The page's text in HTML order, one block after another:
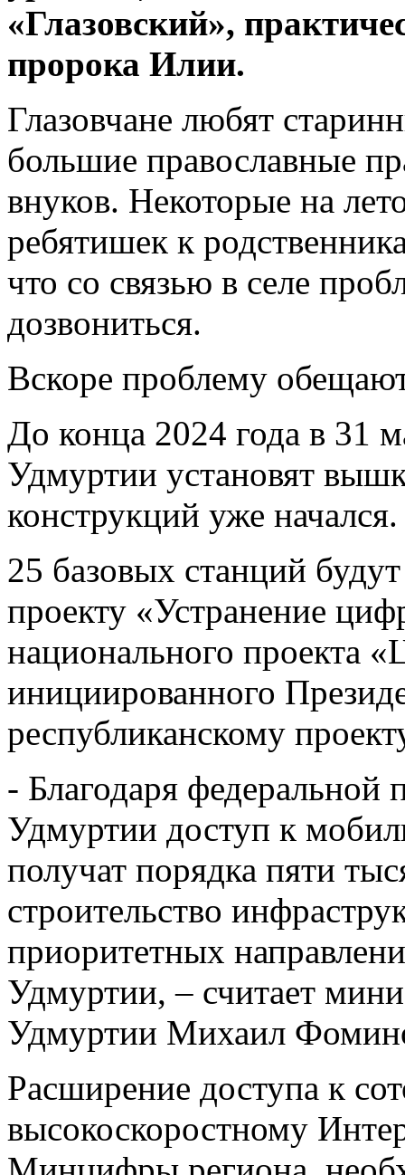
«Глазовский»,
пророка Илии.
Глазовчане любят
большие православные
внуков. Некоторые на
ребятишек к
что со связью в селе
дозвониться.
Вскоре проблему
До конца 2024 года в 31
Удмуртии установят
конструкций уже начался.
25 базовых станций
проекту «Устранение
национального проекта
инициированного
республиканскому
- Благодаря федеральной
Удмуртии доступ к
получат порядка пяти
строительство
приоритетных
Удмуртии, – считает
Удмуртии Михаил
Расширение доступа к
высокоскоростному